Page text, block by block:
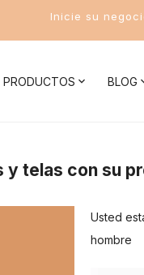
Inicie su
PRODUCTOS
baño
pieza
piezas
BLOG
y telas con su
Usted
hombre